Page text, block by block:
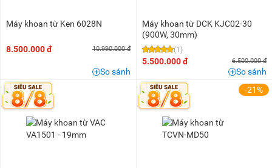
Máy khoan từ Ken 6028N
8.500.000 đ 10.990.000 đ
So sánh
Máy khoan từ DCK KJC02-30
(900W, 30mm)
(1)
5.500.000 đ 6.500.000 đ
So sánh
-21%